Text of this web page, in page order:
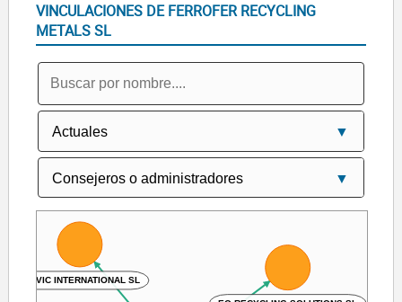
VINCULACIONES DE FERROFER RECYCLING
METALS SL
SIMVIC INTERNATIONAL SL